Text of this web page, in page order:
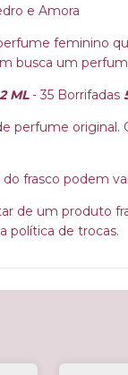
e Amora
feminino
busca um
ML- 35 Borrifadas
perfume original.
frasco podem
de um produto
política de trocas.